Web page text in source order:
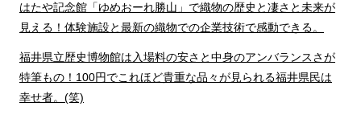
はたや記念館「ゆめおーれ勝山」で織物の歴史と凄さと未来が
見える！体験施設と最新の織物での企業技術で感動できる。
福井県立歴史博物館は入場料の安さと中身のアンバランスさが
特筆もの！100円でこれほど貴重な品々が見られる福井県民は
幸せ者。(笑)